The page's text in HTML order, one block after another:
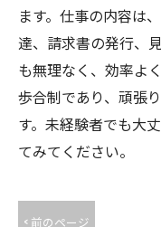
ます。仕事の内容は
達、請求書の発行、
も無理なく、効率よ
歩合制であり、頑張
す。未経験者でも大
てみてください。
< 前のページ